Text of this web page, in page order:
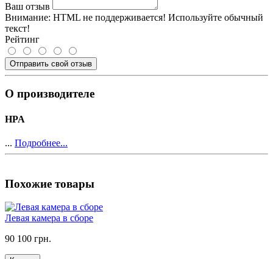
Ваш отзыв
Внимание: HTML не поддерживается! Используйте обычный
текст!
Рейтинг
Отправить свой отзыв
О производителе
HPA
... Подробнее...
Похожие товары
Левая камера в сборе
90 100 грн.